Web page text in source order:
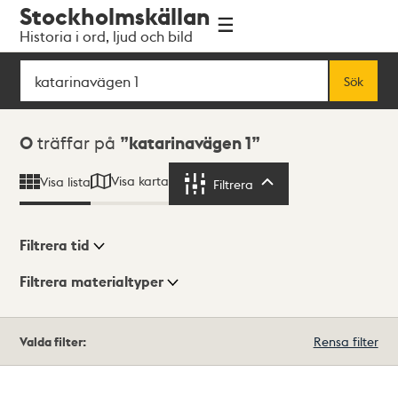
navigationen
huvudinnehållet
Stockholmskällan
Historia i ord, ljud och bild
Sök
Sök
Sökresultat
0 träffar på katarinavägen 1
Visa lista Visa karta Filtrera
Visningsläge
Filtrera tid
Filtrera materialtyper
träffar
Valda filter: Rensa filter